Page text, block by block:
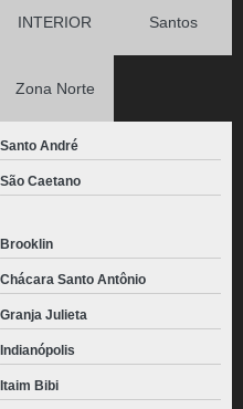
INTERIOR Santos
Zona Norte
Santo André
São Caetano
Brooklin
Chácara Santo Antônio
Granja Julieta
Indianópolis
Itaim Bibi